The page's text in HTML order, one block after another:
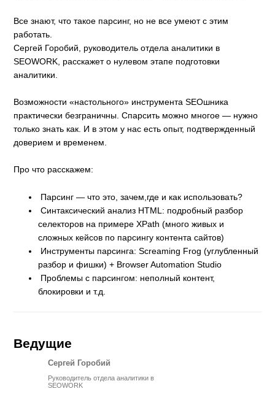
Все знают, что такое парсинг, но не все умеют с этим
работать.
Сергей Горобий, руководитель отдела аналитики в
SEOWORK, расскажет о нулевом этапе подготовки
аналитики.
Возможности «настольного» инструмента SEOшника
практически безграничны. Спарсить можно многое — нужно
только знать как. И в этом у нас есть опыт, подтвержденный
доверием и временем.
Про что расскажем:
Парсинг — что это, зачем,где и как использовать?
Синтаксический анализ HTML: подробный разбор
селекторов на примере XPath (много живых и
сложных кейсов по парсингу контента сайтов)
Инструменты парсинга: Screaming Frog (углубленный
разбор и фишки) + Browser Automation Studio
Проблемы с парсингом: неполный контент,
блокировки и т.д.
Ведущие
Сергей Горобий
Руководитель отдела аналитики в
SEOWORK